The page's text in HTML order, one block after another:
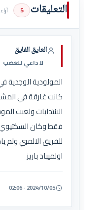
التعليقات 5
العايق الفايق
لا داعي للغضب
المولودية
كانت غارقة في
فقط وكان
للفريق الالمبي ولم
اولميباد باريز
2024/10/05 - 02:06